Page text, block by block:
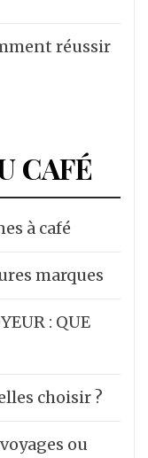
réussir
CAFÉ
à café
marques
: QUE
choisir ?
ou